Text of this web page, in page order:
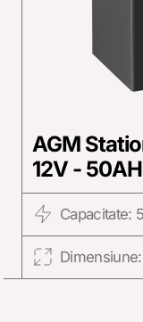
AGM
12V - 50AH
Capacitate: